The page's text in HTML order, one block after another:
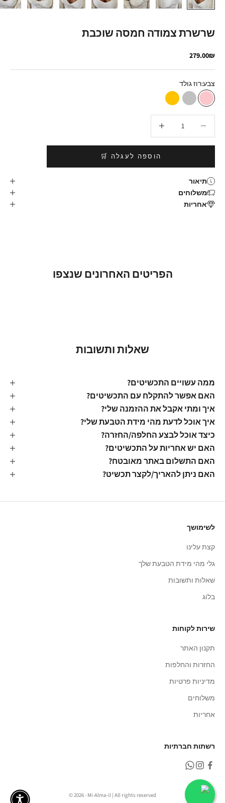
שרשרת צמודה חמסה שוכבת
מחיר מבצע
279.00₪
צבע:רוז גולד
רוז גולדכסף זהב
הוספה לעגלה 🛒
תיאור
משלוחים
אחריות
הפריטים האחרונים שנצפו
שאלות ותשובות
ממה עשויים התכשיטים?
האם אפשר להתקלח עם התכשיטים?
איך ומתי אקבל את ההזמנה שלי?
איך אוכל לדעת מהי מידת הטבעת שלי?
כיצד אוכל לבצע החלפה/החזרה?
האם יש אחריות על התכשיטים?
האם התשלום באתר מאובטח?
האם ניתן להאריך/לקצר תכשיט?
לשימושך
קצת עלינו
גלי מהי מידת הטבעת שלך
שאלות ותשובות
בלוג
שירות לקוחות
תקנון האתר
החזרות והחלפות
מדיניות פרטיות
משלוחים
אחריות
רשתות חברתיות
© 2026 - Mi-Alma-il | All rights reserved